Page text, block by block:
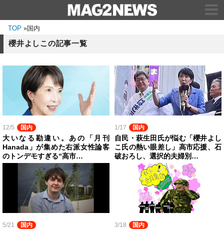
TOP »国内
櫻井よしこの記事一覧
12/5 国内
大いなる勘違い。あの「月刊
Hanada」が集めた右派女性論客
のトンデモすぎる“高市…
1/17 国内
自民・萩生田氏が悩む「櫻井よし
こ氏の熱い眼差し」高市応援、石
破おろし、選択的夫婦別…
5/21 国内 3/18 国内